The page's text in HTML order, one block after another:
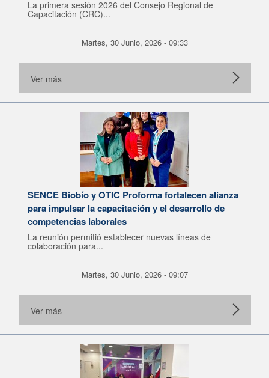
La primera sesión 2026 del Consejo Regional de
Capacitación (CRC)...
Martes, 30 Junio, 2026 - 09:33
Ver más
SENCE Biobío y OTIC Proforma fortalecen alianza
para impulsar la capacitación y el desarrollo de
competencias laborales
La reunión permitió establecer nuevas líneas de
colaboración para...
Martes, 30 Junio, 2026 - 09:07
Ver más